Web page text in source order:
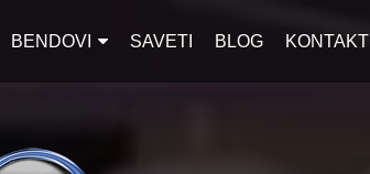
BENDOVI SAVETI BLOG KONTAKT